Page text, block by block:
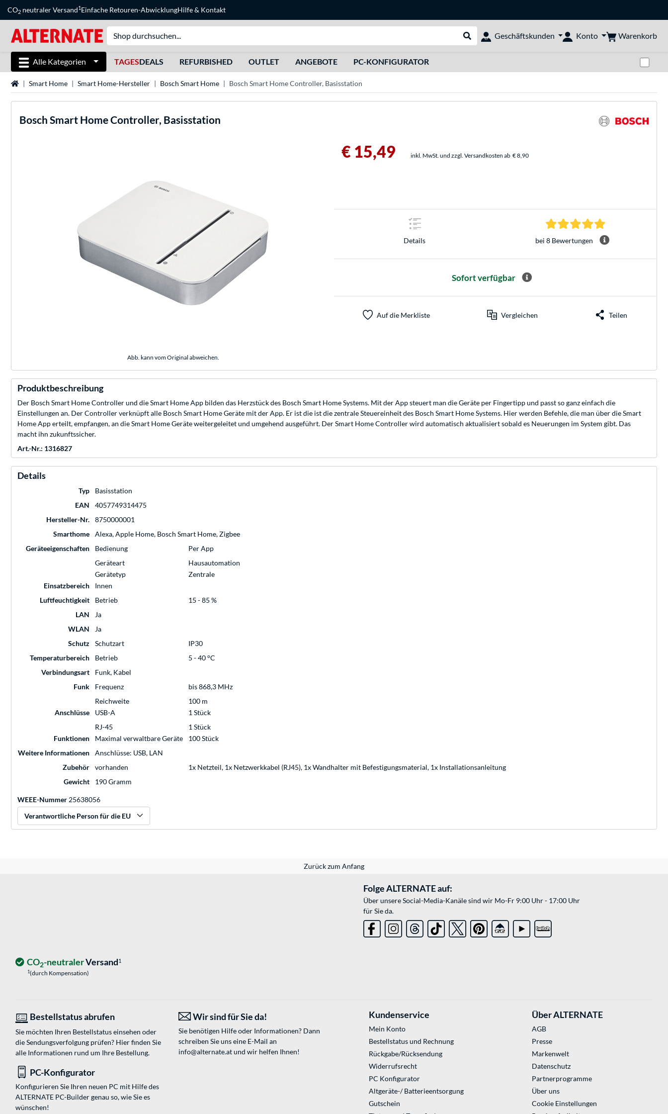
CO2 neutraler Versand1Einfache Retouren-AbwicklungHilfe& Kontakt
Suche durchführen
Geschäftskunden Konto Warenkorb
Alle Kategorien TAGESDEALS REFURBISHED OUTLET ANGEBOTE PC-KONFIGURATOR
StartseiteSmart Home Smart Home-Hersteller Bosch Smart Home Bosch Smart Home Controller, Basisstation
Bosch Smart Home Controller, Basisstation
Abb. kann vom Original abweichen.
€ 15,49 inkl. MwSt. und zzgl. Versandkosten ab € 8,90
Details
5.0 Sterne bei 8
bei 8 Bewertungen
Sofort verfügbar
Auf die Merkliste Vergleichen Teilen
Produktbeschreibung
Der Bosch Smart Home Controller und die Smart Home App bilden das Herzstück des Bosch Smart Home Systems. Mit der App steuert man die Geräte per Fingertipp und passt so ganz einfach die
Einstellungen an. Der Controller verknüpft alle Bosch Smart Home Geräte mit der App. Er ist die ist die zentrale Steuereinheit des Bosch Smart Home Systems. Hier werden Befehle, die man über die Smart
Home App erteilt, empfangen, an die Smart Home Geräte weitergeleitet und umgehend ausgeführt. Der Smart Home Controller wird automatisch aktualisiert sobald es Neuerungen im System gibt. Das
macht ihn zukunftssicher.
Art.-Nr.: 1316827
Details
Typ
Basisstation
EAN
4057749314475
Hersteller-Nr.
8750000001
Smarthome
Alexa, Apple Home, Bosch Smart Home, Zigbee
Geräteeigenschaften
Bedienung
Per App
Geräteart
Hausautomation
Gerätetyp
Zentrale
Einsatzbereich
Innen
Luftfeuchtigkeit
Betrieb
15 - 85 %
LAN
Ja
WLAN
Ja
Schutz
Schutzart
IP30
Temperaturbereich
Betrieb
5 - 40 °C
Verbindungsart
Funk, Kabel
Funk
Frequenz
bis 868,3 MHz
Reichweite
100 m
Anschlüsse
USB-A
1 Stück
RJ-45
1 Stück
Funktionen
Maximal verwaltbare Geräte
100 Stück
Weitere Informationen
Anschlüsse: USB, LAN
Zubehör
vorhanden
1x Netzteil, 1x Netzwerkkabel (RJ45), 1x Wandhalter mit Befestigungsmaterial, 1x Installationsanleitung
Gewicht
190 Gramm
WEEE-Nummer 25638056
Verantwortliche Person für die EU
Zurück zum Anfang
Folge ALTERNATE auf:
Über unsere Social-Media-Kanäle sind wir Mo-Fr 9:00 Uhr - 17:00 Uhr
für Sie da.
CO2-neutralerVersand1
1(durch Kompensation)
Bestellstatus abrufen
Sie möchten Ihren Bestellstatus einsehen oder
die Sendungsverfolgung prüfen? Hier finden Sie
alle Informationen rund um Ihre Bestellung.
Wir sind für Sie da!
Sie benötigen Hilfe oder Informationen? Dann
schreiben Sie uns eine E-Mail an
info@alternate.atund wir helfen Ihnen!
PC-Konfigurator
Konfigurieren Sie Ihren neuen PC mit Hilfe des
ALTERNATE PC-Builder genau so, wie Sie es
wünschen!
Kundenservice
Mein Konto
Bestellstatus und Rechnung
Rückgabe/Rücksendung
Widerrufsrecht
PC Konfigurator
Altgeräte-/ Batterieentsorgung
Gutschein
Über ALTERNATE
AGB
Presse
Markenwelt
Datenschutz
Partnerprogramme
Über uns
Cookie Einstellungen